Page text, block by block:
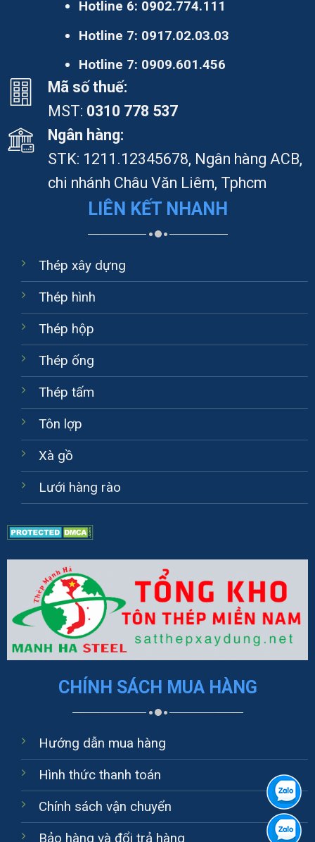
Hotline 6: 0902.774.111
Hotline 7: 0917.02.03.03
Hotline 7: 0909.601.456
Mã số thuế:
MST: 0310 778 537
Ngân hàng:
STK: 1211.12345678, Ngân hàng ACB,
chi nhánh Châu Văn Liêm, Tphcm
LIÊN KẾT NHANH
Thép xây dựng
Thép hình
Thép hộp
Thép ống
Thép tấm
Tôn lợp
Xà gồ
Lưới hàng rào
CHÍNH SÁCH MUA HÀNG
Hướng dẫn mua hàng
Hình thức thanh toán
Chính sách vận chuyển
Bảo hàng và đổi trả hàng